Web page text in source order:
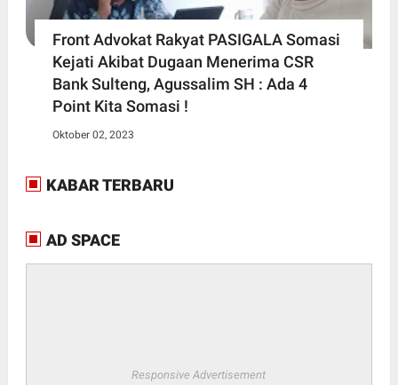
Front Advokat Rakyat PASIGALA Somasi
Kejati Akibat Dugaan Menerima CSR
Bank Sulteng, Agussalim SH : Ada 4
Point Kita Somasi !
Oktober 02, 2023
KABAR TERBARU
AD SPACE
Responsive Advertisement